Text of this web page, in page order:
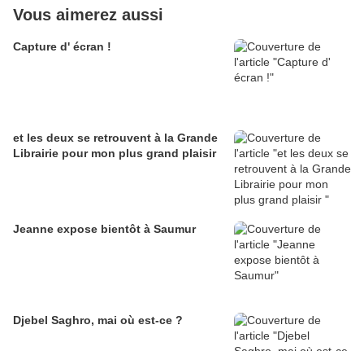
Vous aimerez aussi
Capture d' écran !
et les deux se retrouvent à la Grande
Librairie pour mon plus grand plaisir
Jeanne expose bientôt à Saumur
Djebel Saghro, mai où est-ce ?